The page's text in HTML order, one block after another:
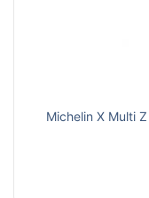
Michelin X Multi